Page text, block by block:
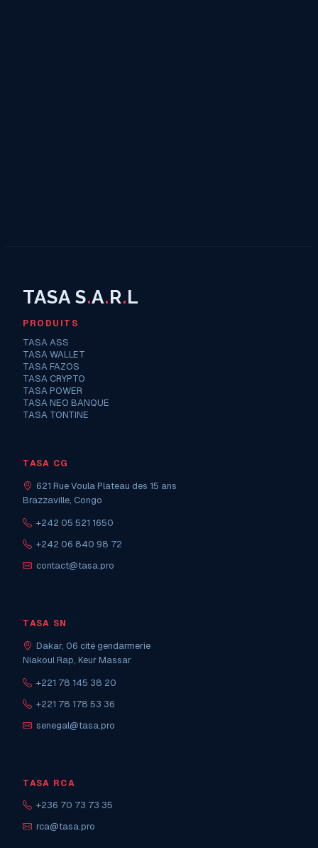
TASA S.A.R.L
PRODUITS
TASA ASS
TASA WALLET
TASA FAZOS
TASA CRYPTO
TASA POWER
TASA NEO BANQUE
TASA TONTINE
TASA CG
621 Rue Voula Plateau des 15 ans
Brazzaville, Congo
+242 05 521 1650
+242 06 840 98 72
contact@tasa.pro
TASA SN
Dakar, 06 cité gendarmerie
Niakoul Rap, Keur Massar
+221 78 145 38 20
+221 78 178 53 36
senegal@tasa.pro
TASA RCA
+236 70 73 73 35
rca@tasa.pro